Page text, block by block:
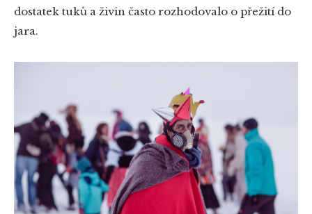
dostatek tuků a živin často rozhodovalo o přežití do
jara.